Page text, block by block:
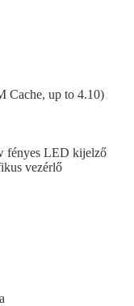
Cache, up to 4.10)
fényes LED kijelző
vezérlő